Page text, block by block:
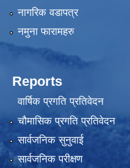
नागरिक वडापत्र
नमुना फारामहरु
Reports
वार्षिक प्रगति प्रतिवेदन
चौमासिक प्रगति प्रतिवेदन
सार्वजनिक सुनुवाई
सार्वजनिक परीक्षण